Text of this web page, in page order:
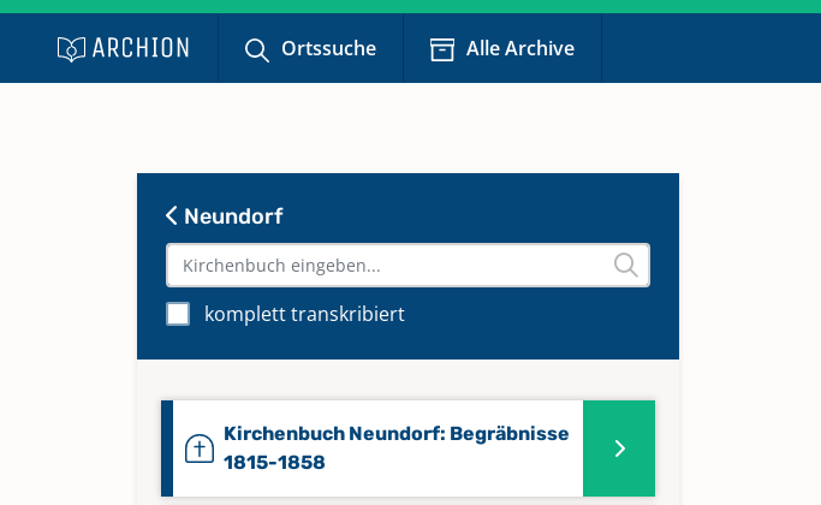
Ortssuche Alle Archive
Neundorf
komplett transkribiert
Kirchenbuch Neundorf: Begräbnisse
1815-1858